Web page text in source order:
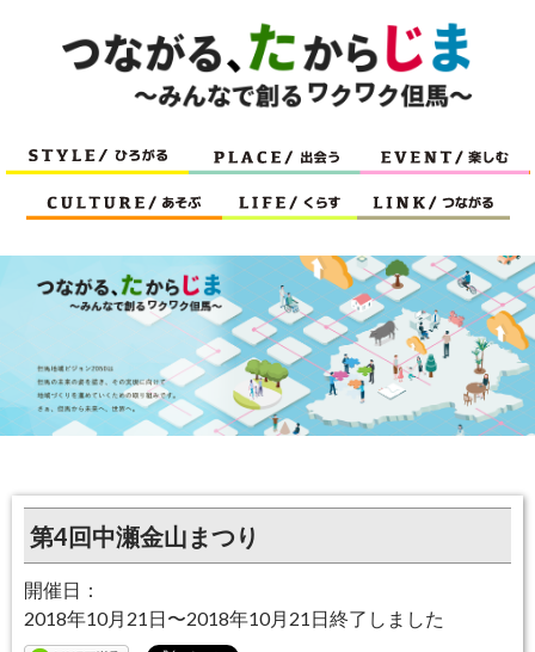
第4回中瀬金山まつり
開催日：
2018年10月21日〜2018年10月21日終了しました